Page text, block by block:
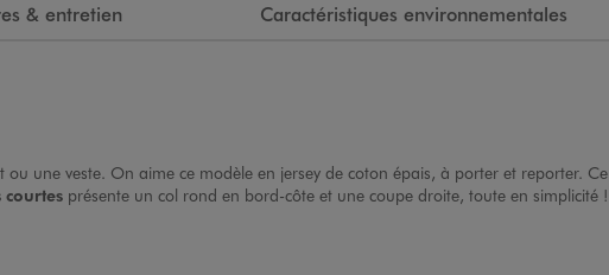
& entretien Caractéristiques environnementales
une veste. On aime ce modèle en jersey de coton épais, à porter et reporter. Ce
courtes présente un col rond en bord-côte et une coupe droite, toute en simplicité !